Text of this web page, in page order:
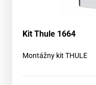
Kit Thule 1664
Montážny kit THULE